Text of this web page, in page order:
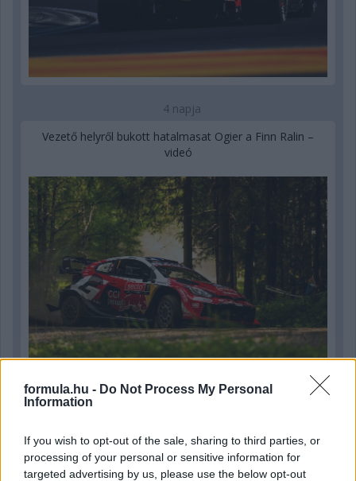
formula.hu - Do Not Process My Personal
Information
If you wish to opt-out of the sale, sharing to third parties, or
processing of your personal or sensitive information for
targeted advertising by us, please use the below opt-out
4 napja
Vezető helyről bukott hatalmasat Ogier a Finn Ralin –
videó
Molnár Martin második lett Silverstone-ban, a
bajnokságban is előrelépett